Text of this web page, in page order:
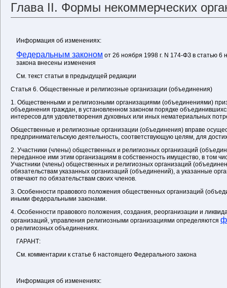
Глава II. Формы некоммерческих
Информация об изменениях:
Федеральным законом от 26 ноября 1998 г. N 174-ФЗ в статью 6
закона внесены изменения
См. текст статьи в предыдущей редакции
Статья 6. Общественные и религиозные организации (объединения)
1. Общественными и религиозными организациями (объединениями)
объединения граждан, в установленном законом порядке
интересов для удовлетворения духовных или иных нематериальных
Общественные и религиозные организации (объединения) вправе
предпринимательскую деятельность, соответствующую целям, для
2. Участники (члены) общественных и религиозных организаций
переданное ими этим организациям в собственность имущество, в том
Участники (члены) общественных и религиозных организаций
обязательствам указанных организаций (объединений), а указанные
отвечают по обязательствам своих членов.
3. Особенности правового положения общественных организаций
иными федеральными законами.
4. Особенности правового положения, создания, реорганизации и
организаций, управления религиозными организациями определяются
о религиозных объединениях.
ГАРАНТ:
См. комментарии к статье 6 настоящего Федерального закона
Информация об изменениях: